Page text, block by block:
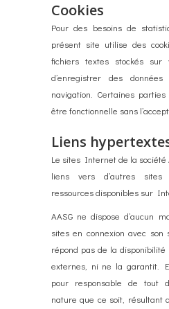
Cookies
Pour des besoins de
présent site utilise des
fichiers textes stockés
d’enregistrer des
navigation. Certaines
être fonctionnelle sans
Liens
Le sites Internet de la société
liens vers d’autres sites
ressources disponibles sur
AASG ne dispose d’aucun
sites en connexion avec
répond pas de la
externes, ni ne la garantit.
pour responsable de tout
nature que ce soit, résultant